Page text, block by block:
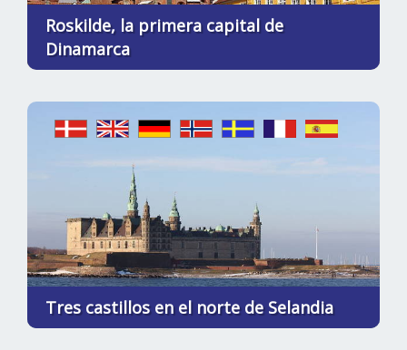
Roskilde, la primera capital de
Dinamarca
Tres castillos en el norte de Selandia